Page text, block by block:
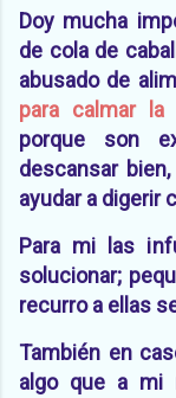
Doy mucha
de cola de
abusado de
para calmar la
porque son
descansar
ayudar a digerir
Para mi las
solucionar;
recurro a ellas
También en
algo que a mi